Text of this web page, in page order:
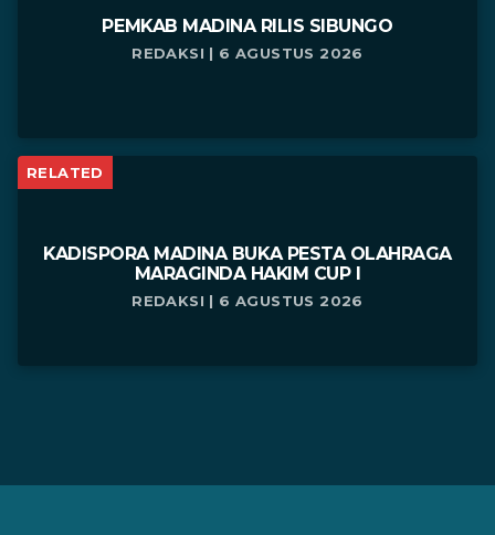
PEMKAB MADINA RILIS SIBUNGO
REDAKSI | 6 AGUSTUS 2026
RELATED
KADISPORA MADINA BUKA PESTA OLAHRAGA
MARAGINDA HAKIM CUP I
REDAKSI | 6 AGUSTUS 2026